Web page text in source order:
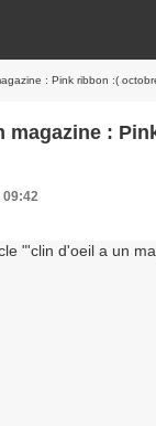
: Pink ribbon :(
magazine :
09:42